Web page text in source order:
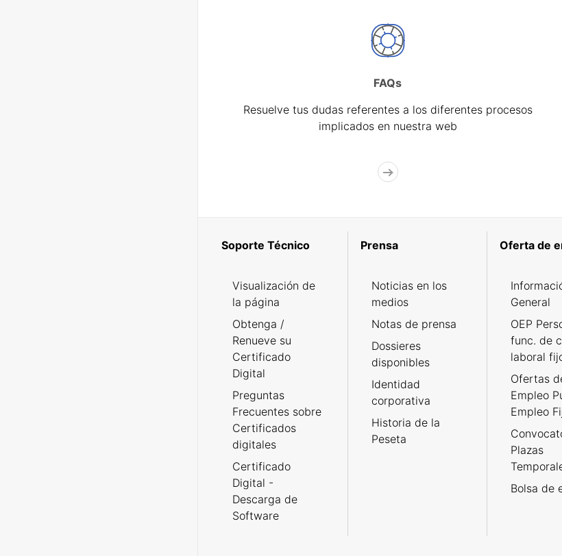
FAQs
Resuelve tus dudas referentes a los diferentes procesos
implicados en nuestra web
Soporte Técnico
Visualización de
la página
Obtenga /
Renueve su
Certificado
Digital
Preguntas
Frecuentes sobre
Certificados
digitales
Certificado
Digital -
Descarga de
Software
Prensa
Noticias en los
medios
Notas de prensa
Dossieres
disponibles
Identidad
corporativa
Historia de la
Peseta
Oferta de
General
OEP
func. de
laboral
Ofertas
Empleo
Empleo
Plazas
Bolsa de